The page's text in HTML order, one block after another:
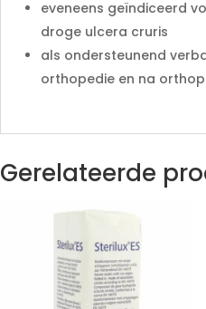
eveneens geïndiceerd
droge ulcera cruris
als ondersteunend
orthopedie en na
Gerelateerde